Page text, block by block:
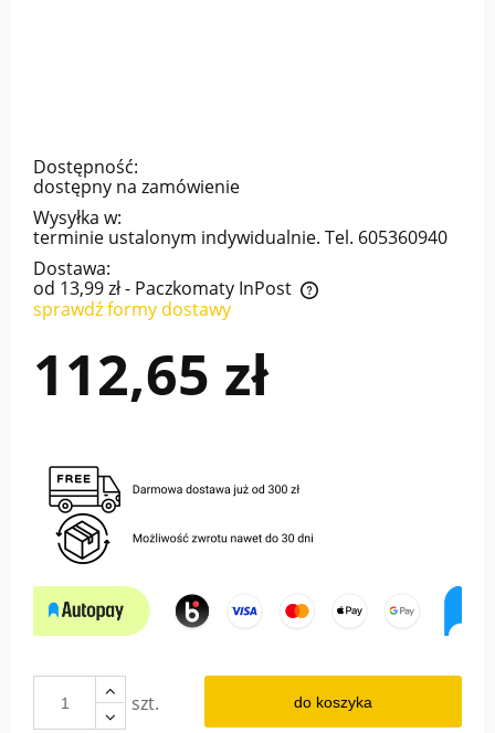
Dostępność:
dostępny na zamówienie
Wysyłka w:
terminie ustalonym indywidualnie. Tel. 605360940
Dostawa:
od 13,99 zł- Paczkomaty InPost
Cena nie zawiera ewentualnych kosztów płatności
sprawdź formy dostawy
112,65 zł
szt. do koszyka